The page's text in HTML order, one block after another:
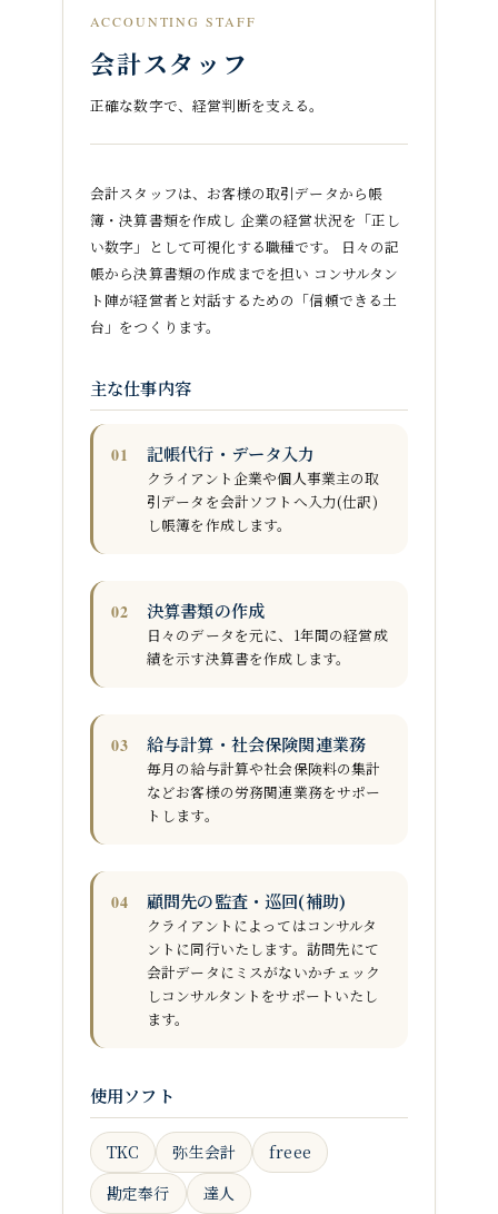
ACCOUNTING STAFF
会計スタッフ
正確な数字で、経営判断を支える。
会計スタッフは、お客様の取引データから帳
簿・決算書類を作成し 企業の経営状況を「正し
い数字」として可視化する職種です。 日々の記
帳から決算書類の作成までを担い コンサルタン
ト陣が経営者と対話するための「信頼できる土
台」をつくります。
主な仕事内容
記帳代行・データ入力
クライアント企業や個人事業主の取
引データを会計ソフトへ入力(仕訳)
し帳簿を作成します。
決算書類の作成
日々のデータを元に、1年間の経営成
績を示す決算書を作成します。
給与計算・社会保険関連業務
毎月の給与計算や社会保険料の集計
などお客様の労務関連業務をサポー
トします。
顧問先の監査・巡回(補助)
クライアントによってはコンサルタ
ントに同行いたします。 訪問先にて
会計データにミスがないかチェック
しコンサルタントをサポートいたし
ます。
使用ソフト
TKC 弥生会計
freee
勘定奉行
達人